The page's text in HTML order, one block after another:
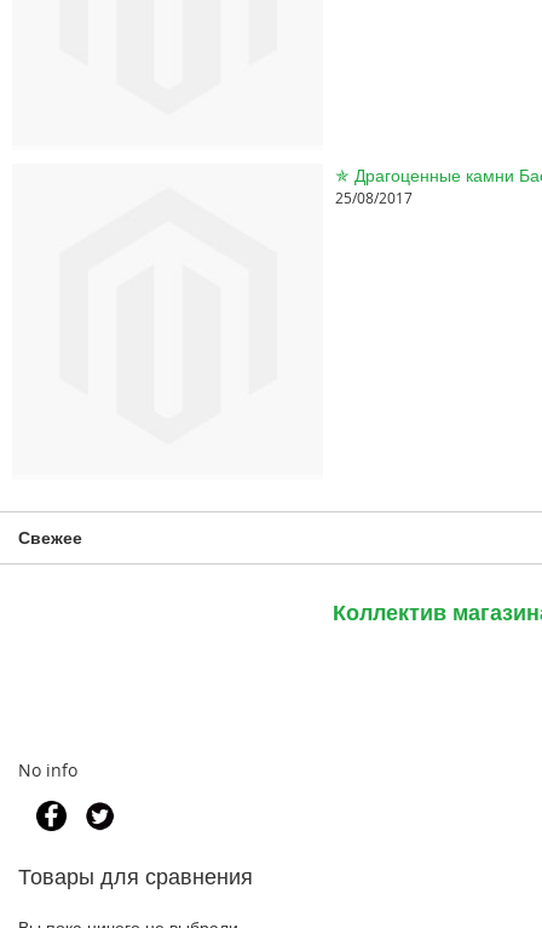
25/08/2017
Свежее
Коллектив
No info
Товары для сравнения